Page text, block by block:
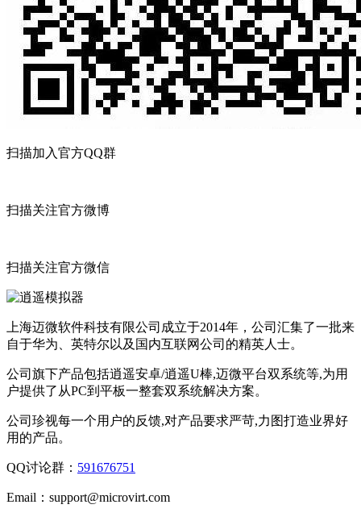
扫描加入官方QQ群
扫描关注官方微博
扫描关注官方微信
上海迈微软件科技有限公司成立于2014年，公司汇集了一批来
自于华为、英特尔以及国内互联网公司的精英人士。
公司旗下产品包括逍遥安卓/逍遥U棒,迈微平台双系统等,为用
户提供了从PC到平板一整套双系统解决方案。
公司珍视每一个用户的反馈,对产品要求严苛,力图打造业界好
用的产品。
QQ讨论群： 591676751
Email： support@microvirt.com